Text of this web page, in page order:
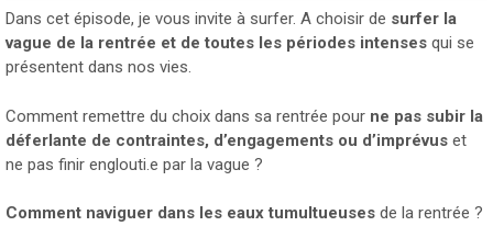
Dans cet épisode, je vous invite à surfer. A choisir de surfer la
vague de la rentrée et de toutes les périodes intenses qui se
présentent dans nos vies.
Comment remettre du choix dans sa rentrée pour ne pas subir la
déferlante de contraintes, d’engagements ou d’imprévus et
ne pas finir englouti.e par la vague ?
Comment naviguer dans les eaux tumultueuses de la rentrée ?